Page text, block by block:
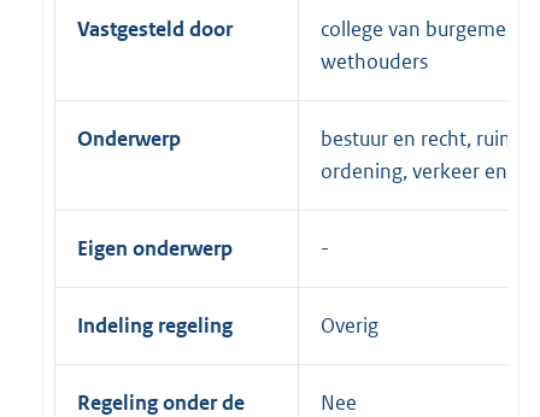
Vastgesteld door
college van
wethouders
Onderwerp
bestuur en recht,
ordening, verkeer en
Eigen onderwerp
Indeling regeling Overig
Regeling onder de
Nee